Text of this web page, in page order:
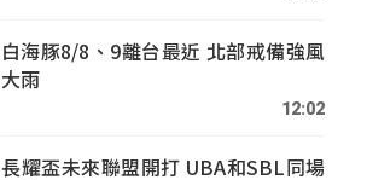
白海豚8/8、9離台最近 北部戒備強風
大雨
12:02
長耀盃未來聯盟開打 UBA和SBL同場